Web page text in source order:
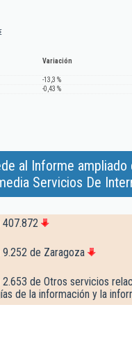
Variación
-13,3 %
-0,43 %
al Informe ampliado
Servicios De
407.872
9.252 de Zaragoza
2.653 de Otros servicios
de la información y la